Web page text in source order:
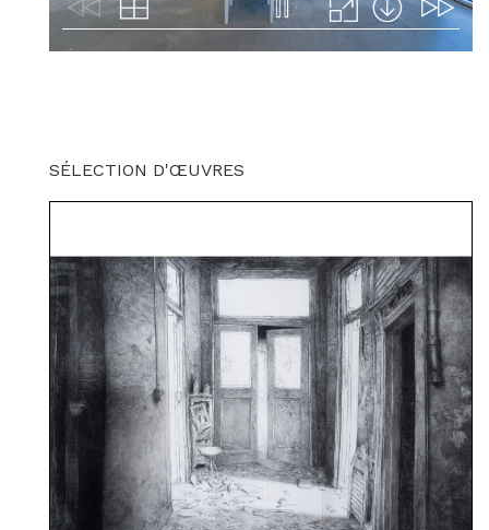
SÉLECTION D'ŒUVRES